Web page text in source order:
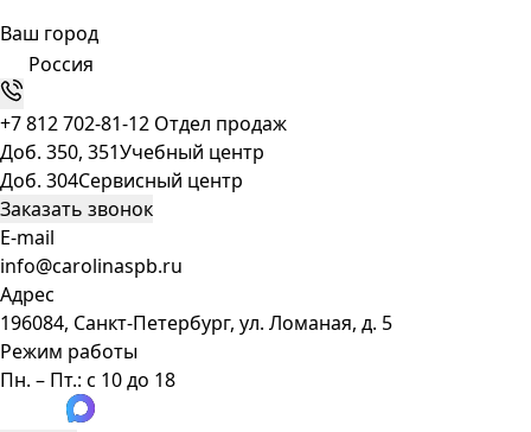
Ваш город
Россия
+7 812 702-81-12 Отдел продаж
Доб. 350, 351Учебный центр
Доб. 304Сервисный центр
Заказать звонок
E-mail
info@carolinaspb.ru
Адрес
196084, Санкт-Петербург, ул. Ломаная, д. 5
Режим работы
Пн. – Пт.: с 10 до 18